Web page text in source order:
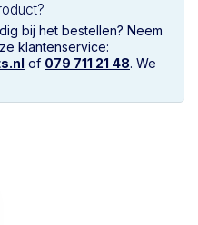
bij het bestellen? Neem
klantenservice:
of 079 711 21 48. We